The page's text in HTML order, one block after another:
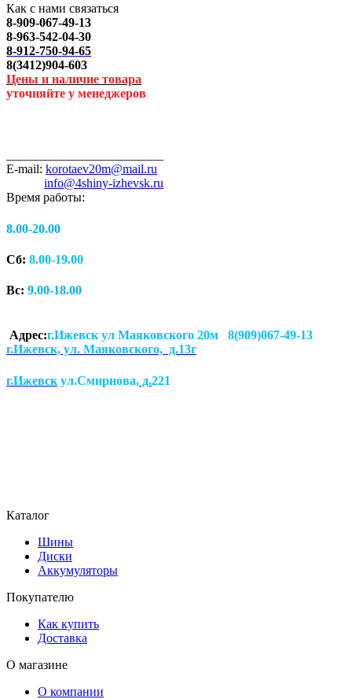
Как с нами связаться
8-909-067-49-13
8-963-542-04-30
8-912-750-94-65
8(3412)904-603
Цены и наличие товара
уточняйте у менеджеров
E-mail: korotaev20m@mail.ru
info@4shiny-izhevsk.ru
Время работы:
8.00-20.00
Сб: 8.00-19.00
Вс: 9.00-18.00
Адрес:г.Ижевск ул Маяковского 20м 8(909)067-49-13
г.Ижевск, ул. Маяковского, д.13г
г.Ижевск ул.Смирнова, д.221
Каталог
Шины
Диски
Аккумуляторы
Покупателю
Как купить
Доставка
О магазине
О компании